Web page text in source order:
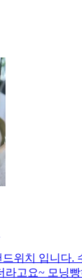
위치 입니다.
라고요~ 모닝